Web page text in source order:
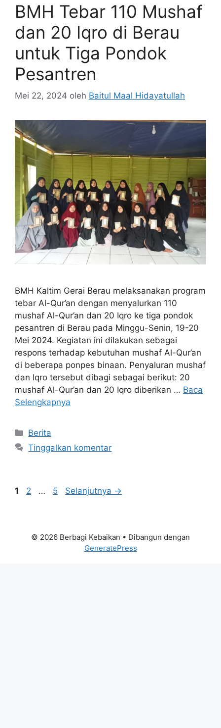
BMH Tebar 110 Mushaf
dan 20 Iqro di Berau
untuk Tiga Pondok
Pesantren
Mei 22, 2024 oleh Baitul Maal Hidayatullah
BMH Kaltim Gerai Berau melaksanakan program
tebar Al-Qur’an dengan menyalurkan 110
mushaf Al-Qur’an dan 20 Iqro ke tiga pondok
pesantren di Berau pada Minggu-Senin, 19-20
Mei 2024. Kegiatan ini dilakukan sebagai
respons terhadap kebutuhan mushaf Al-Qur’an
di beberapa ponpes binaan. Penyaluran mushaf
dan Iqro tersebut dibagi sebagai berikut: 20
mushaf Al-Qur’an dan 20 Iqro diberikan … Baca
Selengkapnya
Kategori
Berita
Tinggalkan komentar
Halaman
1 Halaman
2 … Halaman
5 Selanjutnya →
© 2026 Berbagi Kebaikan • Dibangun dengan
GeneratePress